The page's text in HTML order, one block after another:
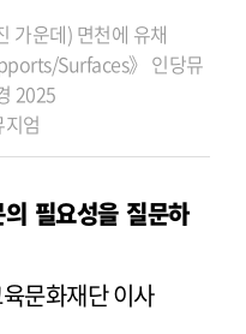
가운데) 면천에 유채
Surfaces》 인당뮤
2025
엄
필요성을 질문하
문화재단 이사